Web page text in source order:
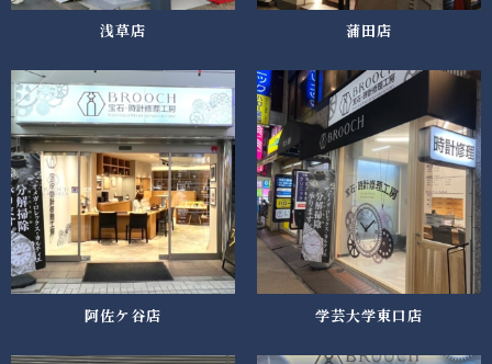
浅草店 蒲田店
阿佐ケ谷店 学芸大学東口店